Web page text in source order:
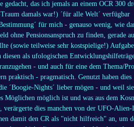
das ich jemals an einem OCR 300
damals war!) ´für alle Welt´ verfügbar
für mich - genauso wenig, wie
ohne Pensionsanspruch zu finden, gerade
(sowie teilweise sehr kostspielige!)
diesen als ufologischen
- und auch für eine dem Thema/
praktisch - pragmatisch. Genutzt haben dies
´Boogie-Nights´ lieber mögen - und weil
Möglichen möglich ist und was aus dem
dies manchen von der UFO-Alien-
damit den CR als "nicht hilfreich" an, um